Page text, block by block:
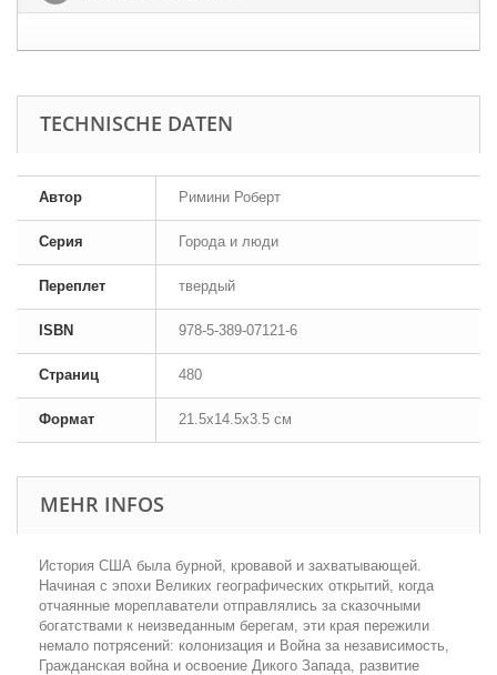
TECHNISCHE DATEN
Автор Римини Роберт
Серия Города и люди
Переплет твердый
ISBN 978-5-389-07121-6
Страниц 480
Формат 21.5x14.5x3.5 см
MEHR INFOS
История США была бурной, кровавой и захватывающей.
Начиная с эпохи Великих географических открытий, когда
отчаянные мореплаватели отправлялись за сказочными
богатствами к неизведанным берегам, эти края пережили
немало потрясений: колонизация и Война за независимость,
Гражданская война и освоение Дикого Запада, развитие